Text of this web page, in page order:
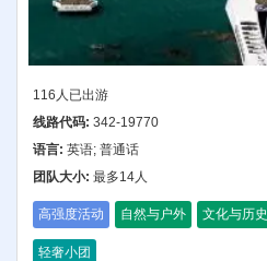
116人已出游
线路代码: 342-19770
语言: 英语; 普通话
团队大小: 最多14人
高强度活动 自然与户外 文化与历史
轻奢小团